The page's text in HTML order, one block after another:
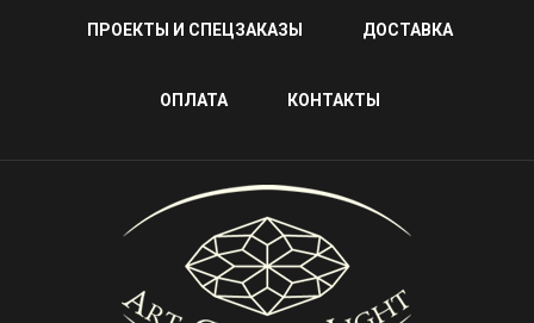
ПРОЕКТЫ И СПЕЦЗАКАЗЫ ДОСТАВКА
ОПЛАТА КОНТАКТЫ